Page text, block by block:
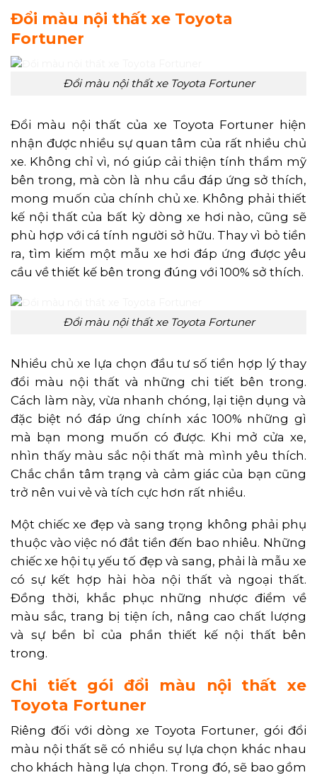
Đổi màu nội thất xe Toyota
Fortuner
Đổi màu nội thất xe Toyota Fortuner
Đổi màu nội thất của xe Toyota Fortuner hiện
nhận được nhiều sự quan tâm của rất nhiều chủ
xe. Không chỉ vì, nó giúp cải thiện tính thẩm mỹ
bên trong, mà còn là nhu cầu đáp ứng sở thích,
mong muốn của chính chủ xe. Không phải thiết
kế nội thất của bất kỳ dòng xe hơi nào, cũng sẽ
phù hợp với cá tính người sở hữu. Thay vì bỏ tiền
ra, tìm kiếm một mẫu xe hơi đáp ứng được yêu
cầu về thiết kế bên trong đúng với 100% sở thích.
Đổi màu nội thất xe Toyota Fortuner
Nhiều chủ xe lựa chọn đầu tư số tiền hợp lý thay
đổi màu nội thất và những chi tiết bên trong.
Cách làm này, vừa nhanh chóng, lại tiện dụng và
đặc biệt nó đáp ứng chính xác 100% những gì
mà bạn mong muốn có được. Khi mở cửa xe,
nhìn thấy màu sắc nội thất mà mình yêu thích.
Chắc chắn tâm trạng và cảm giác của bạn cũng
trở nên vui vẻ và tích cực hơn rất nhiều.
Một chiếc xe đẹp và sang trọng không phải phụ
thuộc vào việc nó đắt tiền đến bao nhiêu. Những
chiếc xe hội tụ yếu tố đẹp và sang, phải là mẫu xe
có sự kết hợp hài hòa nội thất và ngoại thất.
Đồng thời, khắc phục những nhược điểm về
màu sắc, trang bị tiện ích, nâng cao chất lượng
và sự bền bỉ của phần thiết kế nội thất bên
trong.
Chi tiết gói đổi màu nội thất xe
Toyota Fortuner
Riêng đối với dòng xe Toyota Fortuner, gói đổi
màu nội thất sẽ có nhiều sự lựa chọn khác nhau
cho khách hàng lựa chọn. Trong đó, sẽ bao gồm